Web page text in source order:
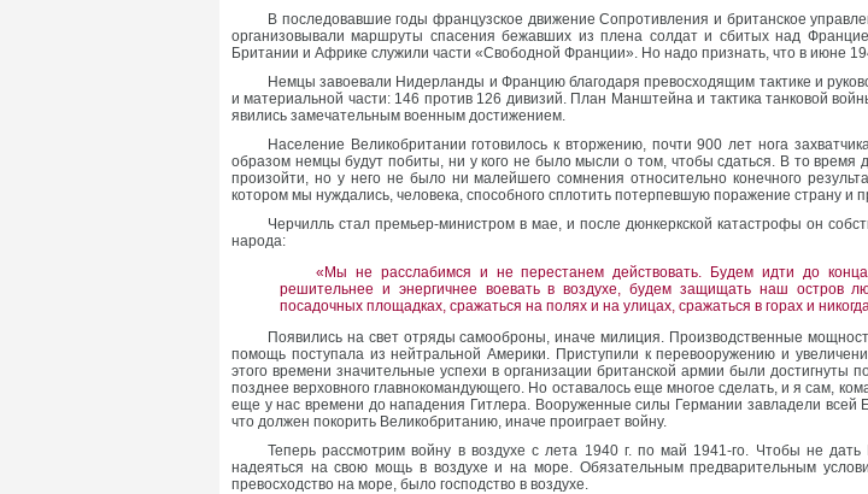
В последовавшие годы французское движение Сопротивления и британское
организовывали маршруты спасения бежавших из плена солдат и сбитых над
Британии и Африке служили части «Свободной Франции». Но надо признать, что в июне
Немцы завоевали Нидерланды и Францию благодаря превосходящим тактике и
и материальной части: 146 против 126 дивизий. План Манштейна и тактика танковой
явились замечательным военным достижением.
Население Великобритании готовилось к вторжению, почти 900 лет нога
образом немцы будут побиты, ни у кого не было мысли о том, чтобы сдаться. В то время
произойти, но у него не было ни малейшего сомнения относительно конечного
котором мы нуждались, человека, способного сплотить потерпевшую поражение страну и
Черчилль стал премьер-министром в мае, и после дюнкеркской катастрофы он
народа:
«Мы не расслабимся и не перестанем действовать. Будем идти до
решительнее и энергичнее воевать в воздухе, будем защищать наш остров
посадочных площадках, сражаться на полях и на улицах, сражаться в горах и
Появились на свет отряды самооброны, иначе милиция. Производственные
помощь поступала из нейтральной Америки. Приступили к перевооружению и
этого времени значительные успехи в организации британской армии были достигнуты
позднее верховного главнокомандующего. Но оставалось еще многое сделать, и я сам,
еще у нас времени до нападения Гитлера. Вооруженные силы Германии завладели всей
что должен покорить Великобританию, иначе проиграет войну.
Теперь рассмотрим войну в воздухе с лета 1940 г. по май 1941-го. Чтобы не
надеяться на свою мощь в воздухе и на море. Обязательным предварительным
превосходство на море, было господство в воздухе.